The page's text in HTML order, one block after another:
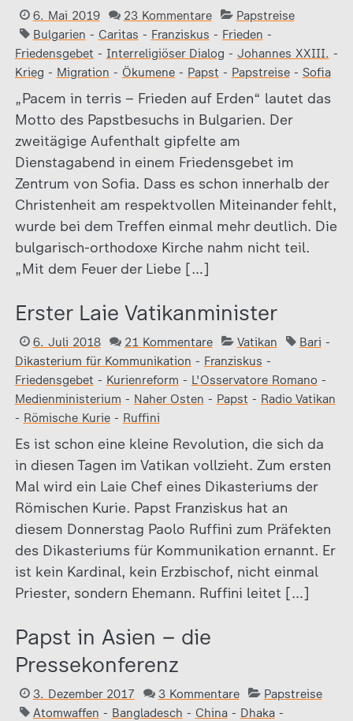
6. Mai 2019 23 Kommentare
Papstreise
Bulgarien - Caritas - Franziskus - Frieden -
Friedensgebet - Interreligiöser Dialog - Johannes XXIII. -
Krieg - Migration - Ökumene- Papst - Papstreise- Sofia
„Pacem in terris – Frieden auf Erden“ lautet das
Motto des Papstbesuchs in Bulgarien. Der
zweitägige Aufenthalt gipfelte am
Dienstagabend in einem Friedensgebet im
Zentrum von Sofia. Dass es schon innerhalb der
Christenheit am respektvollen Miteinander fehlt,
wurde bei dem Treffen einmal mehr deutlich. Die
bulgarisch-orthodoxe Kirche nahm nicht teil.
„Mit dem Feuer der Liebe […]
Erster Laie Vatikanminister
6. Juli 2018 21 Kommentare Vatikan Bari -
Dikasterium für Kommunikation - Franziskus -
Friedensgebet - Kurienreform - L'Osservatore Romano -
Medienministerium - Naher Osten - Papst - Radio Vatikan
- Römische Kurie- Ruffini
Es ist schon eine kleine Revolution, die sich da
in diesen Tagen im Vatikan vollzieht. Zum ersten
Mal wird ein Laie Chef eines Dikasteriums der
Römischen Kurie. Papst Franziskus hat an
diesem Donnerstag Paolo Ruffini zum Präfekten
des Dikasteriums für Kommunikation ernannt. Er
ist kein Kardinal, kein Erzbischof, nicht einmal
Priester, sondern Ehemann. Ruffini leitet […]
Papst in Asien – die
Pressekonferenz
3. Dezember 2017 3 Kommentare
Papstreise
Atomwaffen - Bangladesch - China- Dhaka-